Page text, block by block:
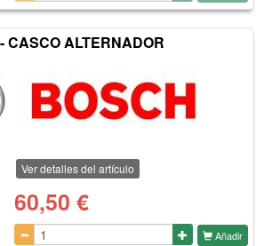
CASCO ALTERNADOR
Ver detalles del artículo
60,50 €
Añadir